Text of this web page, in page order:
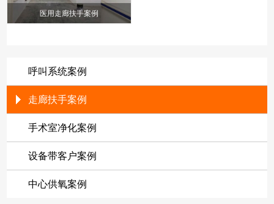
医用走廊扶手案例
呼叫系统案例
走廊扶手案例
手术室净化案例
设备带客户案例
中心供氧案例